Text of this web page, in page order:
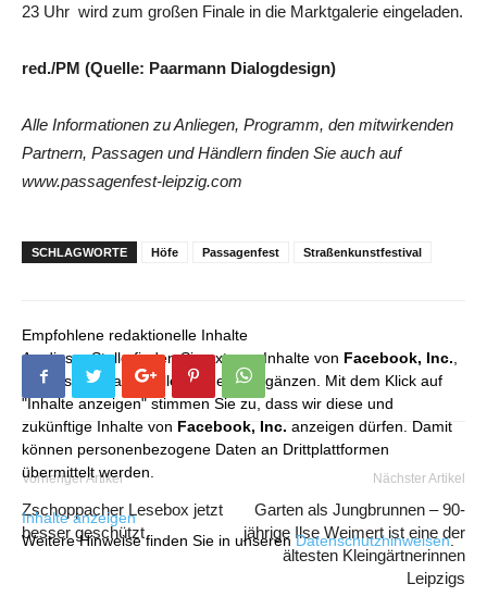
23 Uhr wird zum großen Finale in die Marktgalerie eingeladen.
red./PM (Quelle: Paarmann Dialogdesign)
Alle Informationen zu Anliegen, Programm, den mitwirkenden
Partnern, Passagen und Händlern finden Sie auch auf
www.passagenfest-leipzig.com
SCHLAGWORTE Höfe Passagenfest Straßenkunstfestival
Empfohlene redaktionelle Inhalte
An dieser Stelle finden Sie externe Inhalte von Facebook, Inc.
die unser redaktionelles Angebot ergänzen. Mit dem Klick auf
"Inhalte anzeigen" stimmen Sie zu, dass wir diese und
zukünftige Inhalte von Facebook, Inc. anzeigen dürfen. Damit
können personenbezogene Daten an Drittplattformen
übermittelt werden.
Inhalte anzeigen
Weitere Hinweise finden Sie in unseren Datenschutzhinweisen.
Vorheriger Artikel
Zschoppacher Lesebox jetzt
besser geschützt
Nächster Artikel
Garten als Jungbrunnen – 90-
jährige Ilse Weimert ist eine der
ältesten Kleingärtnerinnen
Leipzigs